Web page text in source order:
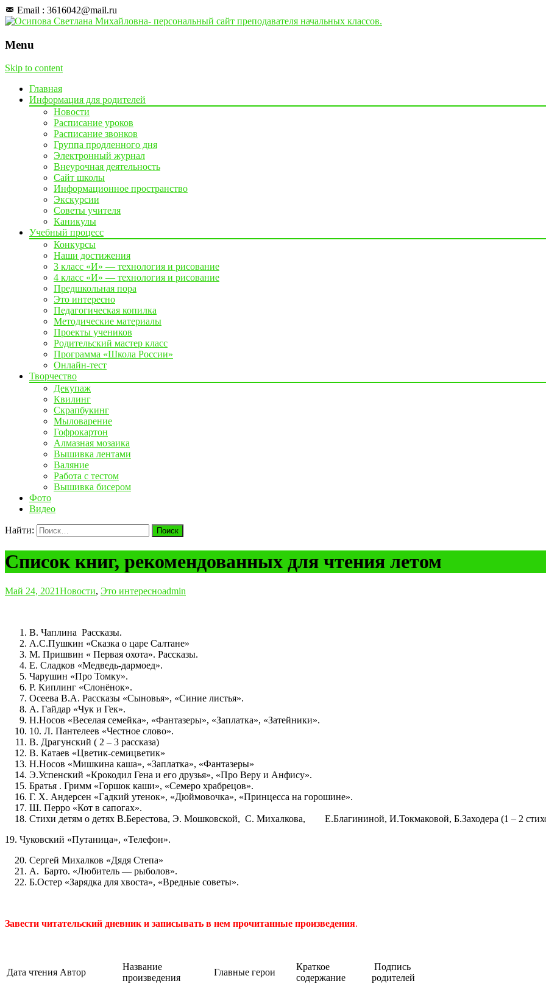
Email : 3616042@mail.ru
Menu
Skip to content
Главная
Информация для родителей
Новости
Расписание уроков
Расписание звонков
Группа продленного дня
Электронный журнал
Внеурочная деятельность
Сайт школы
Информационное пространство
Экскурсии
Советы учителя
Каникулы
Учебный процесс
Конкурсы
Наши достижения
3 класс «И» — технология и рисование
4 класс «И» — технология и рисование
Предшкольная пора
Это интересно
Педагогическая копилка
Методические материалы
Проекты учеников
Родительский мастер класс
Программа «Школа России»
Онлайн-тест
Творчество
Декупаж
Квилинг
Скрапбукинг
Мыловарение
Гофрокартон
Алмазная мозаика
Вышивка лентами
Валяние
Работа с тестом
Вышивка бисером
Фото
Видео
Найти:
Список книг, рекомендованных для чтения летом
Май 24, 2021Новости, Это интересноadmin
В. Чаплина Рассказы.
А.С.Пушкин «Сказка о царе Салтане»
М. Пришвин « Первая охота». Рассказы.
Е. Сладков «Медведь-дармоед».
Чарушин «Про Томку».
Р. Киплинг «Слонёнок».
Осеева В.А. Рассказы «Сыновья», «Синие листья».
А. Гайдар «Чук и Гек».
Н.Носов «Веселая семейка», «Фантазеры», «Заплатка», «Затейники».
10. Л. Пантелеев «Честное слово».
В. Драгунский ( 2 – 3 рассказа)
В. Катаев «Цветик-семицветик»
Н.Носов «Мишкина каша», «Заплатка», «Фантазеры»
Э.Успенский «Крокодил Гена и его друзья», «Про Веру и Анфису».
Братья . Гримм «Горшок каши», «Семеро храбрецов».
Г. Х. Андерсен «Гадкий утенок», «Дюймовочка», «Принцесса на горошине».
Ш. Перро «Кот в сапогах».
Стихи детям о детях В.Берестова, Э. Мошковской, С. Михалкова, Е.Благининой, И.Токмаковой, Б.Заходера (1 – 2
19. Чуковский «Путаница», «Телефон».
Сергей Михалков «Дядя Степа»
А. Барто. «Любитель — рыболов».
Б.Остер «Зарядка для хвоста», «Вредные советы».
Завести читательский дневник и записывать в нем прочитанные произведения.
Дата чтения Автор
Название
произведения
Главные герои
Краткое
содержание
Подпись
родителей